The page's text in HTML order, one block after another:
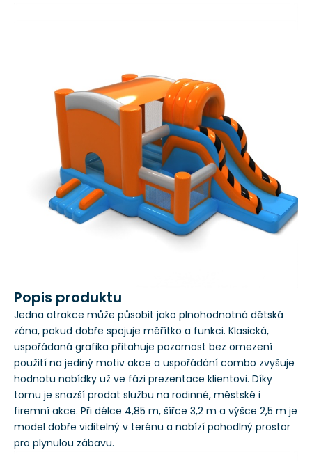
Popis produktu
Jedna atrakce může působit jako plnohodnotná dětská
zóna, pokud dobře spojuje měřítko a funkci. Klasická,
uspořádaná grafika přitahuje pozornost bez omezení
použití na jediný motiv akce a uspořádání combo zvyšuje
hodnotu nabídky už ve fázi prezentace klientovi. Díky
tomu je snazší prodat službu na rodinné, městské i
firemní akce. Při délce 4,85 m, šířce 3,2 m a výšce 2,5 m je
model dobře viditelný v terénu a nabízí pohodlný prostor
pro plynulou zábavu.